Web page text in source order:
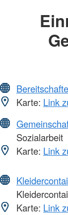
Karte: Link
Sozialarbeit
Karte: Link
Karte: Link